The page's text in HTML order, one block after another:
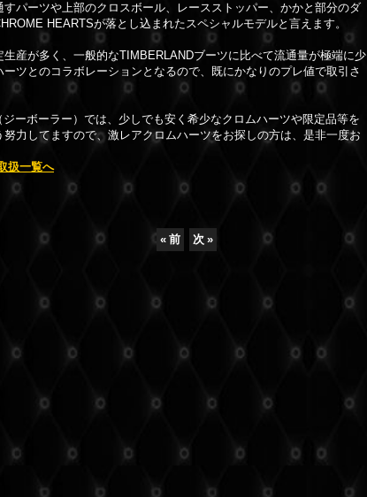
すパーツや上部のクロスボール、レースストッパー、かかと部分のダ
HEARTSが落とし込まれたスペシャルモデルと言えます。
生産が多く、一般的なTIMBERLANDブーツに比べて流通量が極端に少
ーツとのコラボレーションとなるので、既にかなりのプレ値で取引さ
ーボーラー）では、少しでも安く希少なクロムハーツや限定品等を
努力してますので、激レアクロムハーツをお探しの方は、是非一度お
扱一覧へ
« 前 次 »